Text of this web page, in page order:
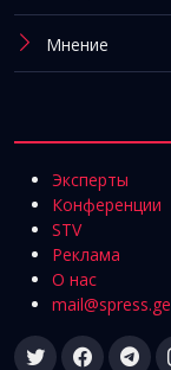
Мнение
Эксперты
Конференции
STV
Реклама
О нас
mail@spress.ge